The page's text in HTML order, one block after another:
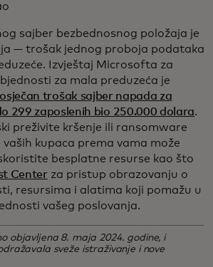
sajber bezbednosnog položaja je
— trošak jednog proboja podataka
Izvještaj Microsofta za
za mala preduzeća je
trošak sajber napada za
299 zaposlenih bio 250.000 dolara.
preživite kršenje ili ransomware
kupaca prema vama može
besplatne resurse kao što
Centerza pristup obrazovanju o
resursima i alatima koji pomažu u
vašeg poslovanja.
objavljena 8. maja 2024. godine, i
sveže istraživanje i nove